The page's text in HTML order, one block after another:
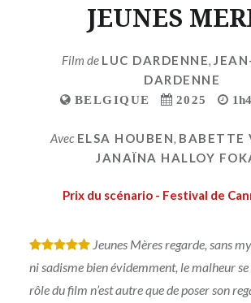
JEUNES
Film de LUC DARDENNE,
DARDENNE
BELGIQUE 2025
Avec ELSA HOUBEN, BABETTE
JANAÏNA HALLOY
Prix du scénario - Festival de
* * * * *Jeunes Mères regarde, sans
ni sadisme bien évidemment, le malheur
rôle du film n’est autre que de poser son